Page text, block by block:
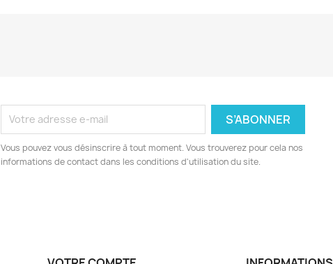
Vous pouvez vous désinscrire à tout moment. Vous trouverez pour cela nos
informations de contact dans les conditions d'utilisation du site.